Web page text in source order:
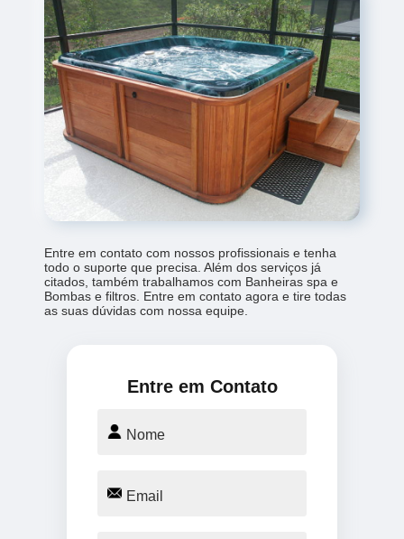
Entre em contato com nossos profissionais e tenha
todo o suporte que precisa. Além dos serviços já
citados, também trabalhamos com Banheiras spa e
Bombas e filtros. Entre em contato agora e tire todas
as suas dúvidas com nossa equipe.
Entre em Contato